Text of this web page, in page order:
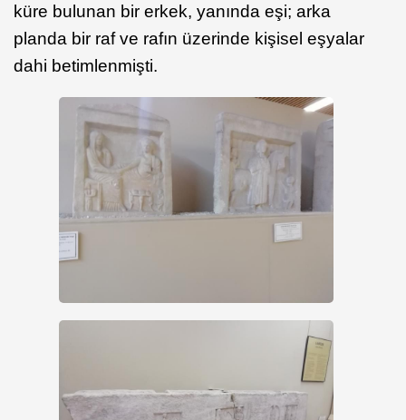
küre bulunan bir erkek, yanında eşi; arka
planda bir raf ve rafın üzerinde kişisel eşyalar
dahi betimlenmişti.